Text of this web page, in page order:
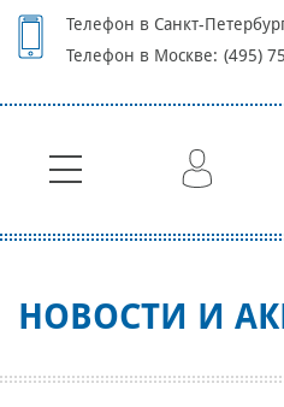
Телефон в Санкт-
Телефон в Москве: (495)
НОВОСТИ И